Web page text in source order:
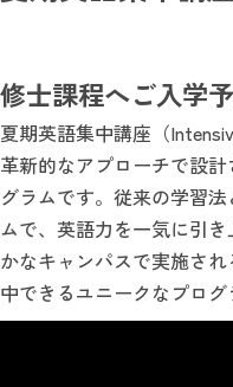
修士課程へご入学
夏期英語集中講座（
革新的なアプローチで設
グラムです。従来の学習
ムで、英語力を一気に引
かなキャンパスで実施さ
中できるユニークなプログ